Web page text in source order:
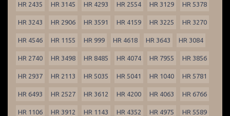
HR 2435 HR 3145 HR 4293 HR 2554 HR 3129 HR 5378
HR 3243 HR 2906 HR 3591 HR 4159 HR 3225 HR 3270
HR 4546 HR 1155 HR 999 HR 4618 HR 3643 HR 3084
HR 2740 HR 3498 HR 8485 HR 4074 HR 7955 HR 3856
HR 2937 HR 2113 HR 5035 HR 5041 HR 1040 HR 5781
HR 6493 HR 2527 HR 3612 HR 4200 HR 4063 HR 6766
HR 1106 HR 3912 HR 1143 HR 4352 HR 4975 HR 5589